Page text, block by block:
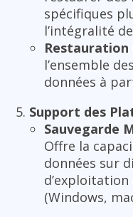
spécifiques
l’intégralité
Restauration
l’ensemble
données à
Support des
Sauvegarde
Offre la
données sur
(Windows,